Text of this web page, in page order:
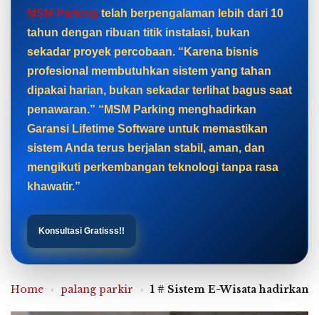
MSM Parking telah berpengalaman lebih dari 10
tahun dengan ribuan titik instalasi, bukan
sekadar proyek percobaan. “Karena bisnis
profesional membutuhkan sistem yang tahan
dipakai harian, bukan sekadar terlihat bagus saat
penawaran.” “MSM Parking menghadirkan
Garansi Lifetime Software untuk memastikan
sistem Anda terus berjalan stabil, aman, dan
mengikuti perkembangan teknologi tanpa rasa
khawatir.”
Konsultasi Gratisss!!
Home › palang parkir › 1 # Sistem E-Wisata hadirkan